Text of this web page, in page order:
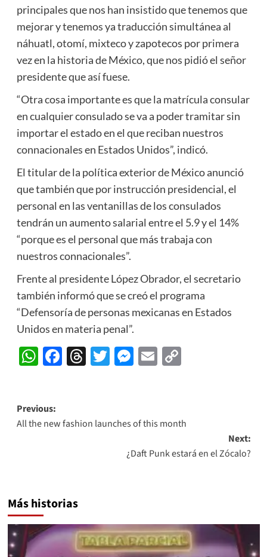
principales que nos han insistido que tenemos que
mejorar y tenemos ya traducción simultánea al
náhuatl, otomí, mixteco y zapotecos por primera
vez en la historia de México, que nos pidió el señor
presidente que así fuese.
“Otra cosa importante es que la matrícula consular
en cualquier consulado se va a poder tramitar sin
importar el estado en el que reciban nuestros
connacionales en Estados Unidos”, indicó.
El titular de la política exterior de México anunció
que también que por instrucción presidencial, el
personal en las ventanillas de los consulados
tendrán un aumento salarial entre el 5.9 y el 14%
“porque es el personal que más trabaja con
nuestros connacionales”.
Frente al presidente López Obrador, el secretario
también informó que se creó el programa
“Defensoría de personas mexicanas en Estados
Unidos en materia penal”.
WhatsApp
Facebook
Threads
Twitter
Messenger
EmailCopy
Post
navigation
Previous:
All the new fashion launches of this month
Next:
¿Daft Punk estará en el Zócalo?
Más historias